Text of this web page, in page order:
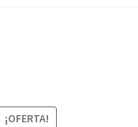
¡OFERTA!